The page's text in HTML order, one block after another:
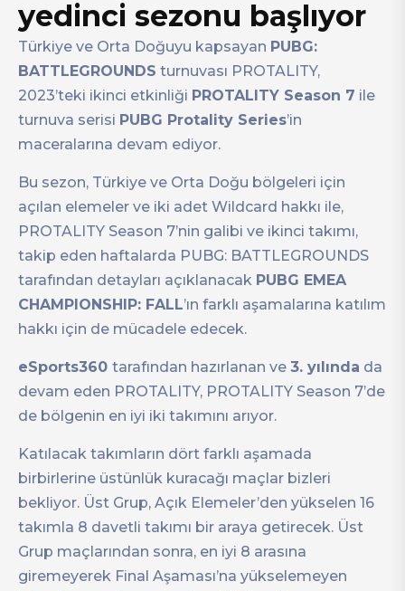
yedinci sezonu başlıyor
Türkiye ve Orta Doğuyu kapsayan PUBG:
BATTLEGROUNDS turnuvası PROTALITY,
2023’teki ikinci etkinliği PROTALITY Season 7 ile
turnuva serisi PUBG Protality Series’in
maceralarına devam ediyor.
Bu sezon, Türkiye ve Orta Doğu bölgeleri için
açılan elemeler ve iki adet Wildcard hakkı ile,
PROTALITY Season 7’nin galibi ve ikinci takımı,
takip eden haftalarda PUBG: BATTLEGROUNDS
tarafından detayları açıklanacak PUBG EMEA
CHAMPIONSHIP: FALL’ın farklı aşamalarına katılım
hakkı için de mücadele edecek.
eSports360 tarafından hazırlanan ve 3. yılında da
devam eden PROTALITY, PROTALITY Season 7’de
de bölgenin en iyi iki takımını arıyor.
Katılacak takımların dört farklı aşamada
birbirlerine üstünlük kuracağı maçlar bizleri
bekliyor. Üst Grup, Açık Elemeler’den yükselen 16
takımla 8 davetli takımı bir araya getirecek. Üst
Grup maçlarından sonra, en iyi 8 arasına
giremeyerek Final Aşaması’na yükselemeyen